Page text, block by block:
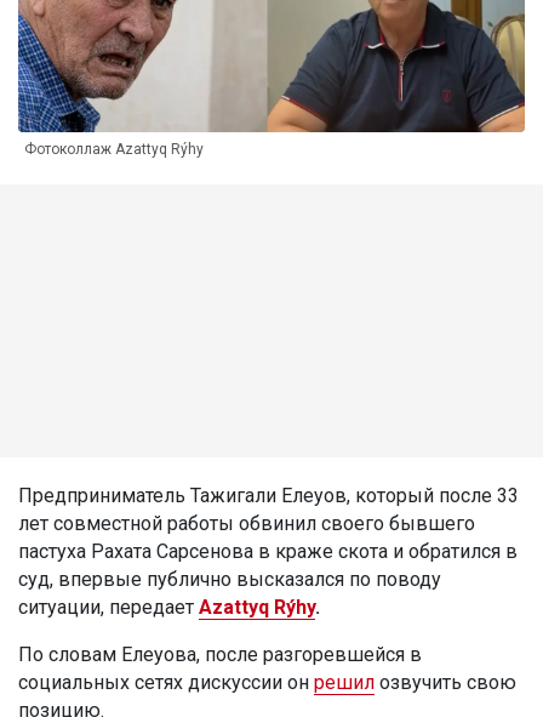
Фотоколлаж Azattyq Rýhy
Предприниматель Тажигали Елеуов, который после 33
лет совместной работы обвинил своего бывшего
пастуха Рахата Сарсенова в краже скота и обратился в
суд, впервые публично высказался по поводу
ситуации, передает Azattyq Rýhy.
По словам Елеуова, после разгоревшейся в
социальных сетях дискуссии он решил озвучить свою
позицию.